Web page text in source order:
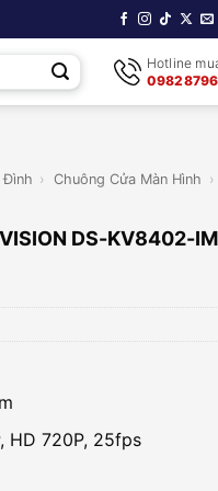
Hotline
Đình › Chuông Cửa Màn Hình ›
DS-KV8402-IM
HD 720P, 25fps